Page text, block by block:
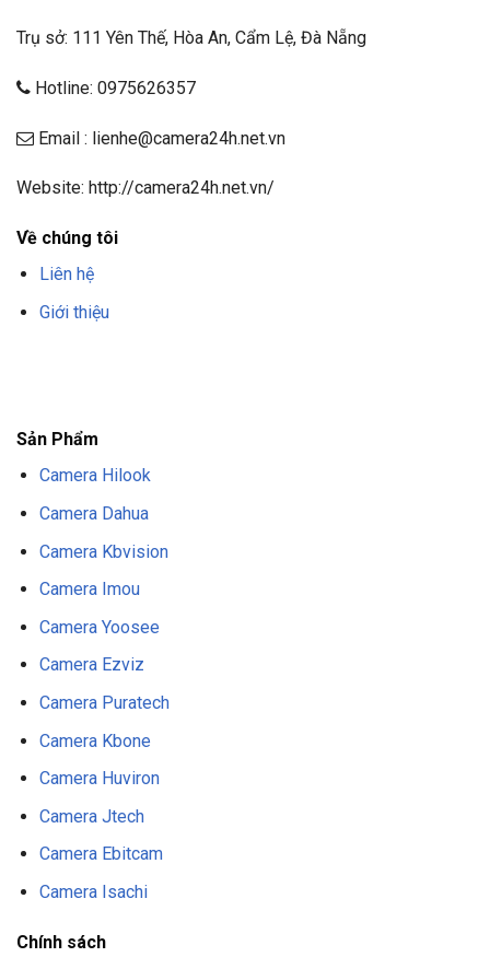
Trụ sở: 111 Yên Thế, Hòa An, Cẩm Lệ, Đà Nẵng
Hotline: 0975626357
Email : lienhe@camera24h.net.vn
Website: http://camera24h.net.vn/
Về chúng tôi
Liên hệ
Giới thiệu
Sản Phẩm
Camera Hilook
Camera Dahua
Camera Kbvision
Camera Imou
Camera Yoosee
Camera Ezviz
Camera Puratech
Camera Kbone
Camera Huviron
Camera Jtech
Camera Ebitcam
Camera Isachi
Chính sách